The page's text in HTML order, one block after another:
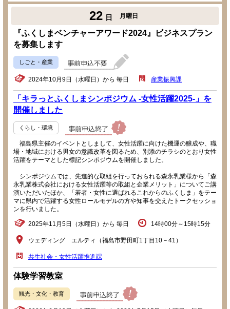
22 日 月曜日
『ふくしまベンチャーアワード2024』ビジネスプラン
を募集します
しごと・産業
2024年10月9日（水曜日）から 毎日 産業振興課
「キラっとふくしまシンポジウム -女性活躍2025-」を
開催しました
くらし・環境
福島県主催のイベントとしまして、女性活躍に向けた機運の醸成や、職
場・地域における男女の意識改革を図るため、別添のチラシのとおり女性
活躍をテーマとした標記シンポジウムを開催しました。
シンポジウムでは、先進的な取組を行っておられる森永乳業様から「森
永乳業株式会社における女性活躍等の取組と企業メリット」についてご講
演いただいたほか、「若者・女性に選ばれるこれからのふくしま」をテー
マに県内で活躍する女性ロールモデルの方や知事を交えたトークセッショ
ンを行いました。
2025年11月5日（水曜日）から 毎日 14時00分～15時15分
ウェディング エルティ（福島市野田町1丁目10－41）
共生社会・女性活躍推進課
体験学習教室
観光・文化・教育